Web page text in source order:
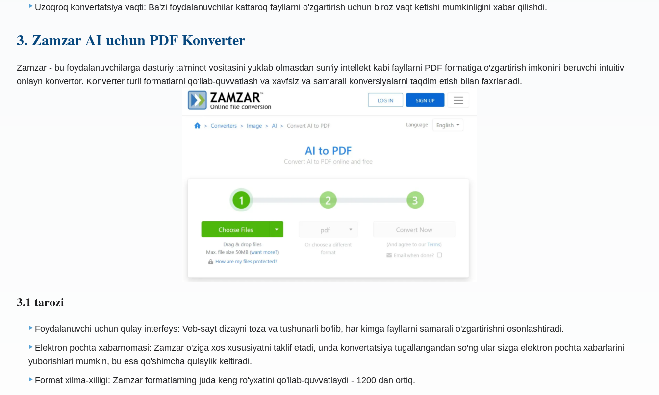
Uzoqroq konvertatsiya vaqti: Ba'zi foydalanuvchilar kattaroq fayllarni o'zgartirish uchun biroz vaqt ketishi mumkinligini xabar qilishdi.
3. Zamzar AI uchun PDF Konverter
Zamzar - bu foydalanuvchilarga dasturiy ta'minot vositasini yuklab olmasdan sun'iy intellekt kabi fayllarni PDF formatiga o'zgartirish imkonini beruvchi intuitiv
onlayn konvertor. Konverter turli formatlarni qo'llab-quvvatlash va xavfsiz va samarali konversiyalarni taqdim etish bilan faxrlanadi.
3.1 tarozi
Foydalanuvchi uchun qulay interfeys: Veb-sayt dizayni toza va tushunarli bo'lib, har kimga fayllarni samarali o'zgartirishni osonlashtiradi.
Elektron pochta xabarnomasi: Zamzar o'ziga xos xususiyatni taklif etadi, unda konvertatsiya tugallangandan so'ng ular sizga elektron pochta xabarlarini
yuborishlari mumkin, bu esa qo'shimcha qulaylik keltiradi.
Format xilma-xilligi: Zamzar formatlarning juda keng ro'yxatini qo'llab-quvvatlaydi - 1200 dan ortiq.